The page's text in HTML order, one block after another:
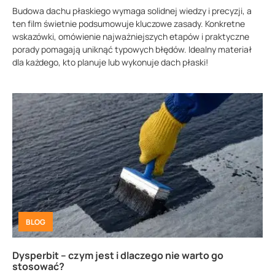
Budowa dachu płaskiego wymaga solidnej wiedzy i precyzji, a
ten film świetnie podsumowuje kluczowe zasady. Konkretne
wskazówki, omówienie najważniejszych etapów i praktyczne
porady pomagają uniknąć typowych błędów. Idealny materiał
dla każdego, kto planuje lub wykonuje dach płaski!
BLOG
Dysperbit – czym jest i dlaczego nie warto go
stosować?